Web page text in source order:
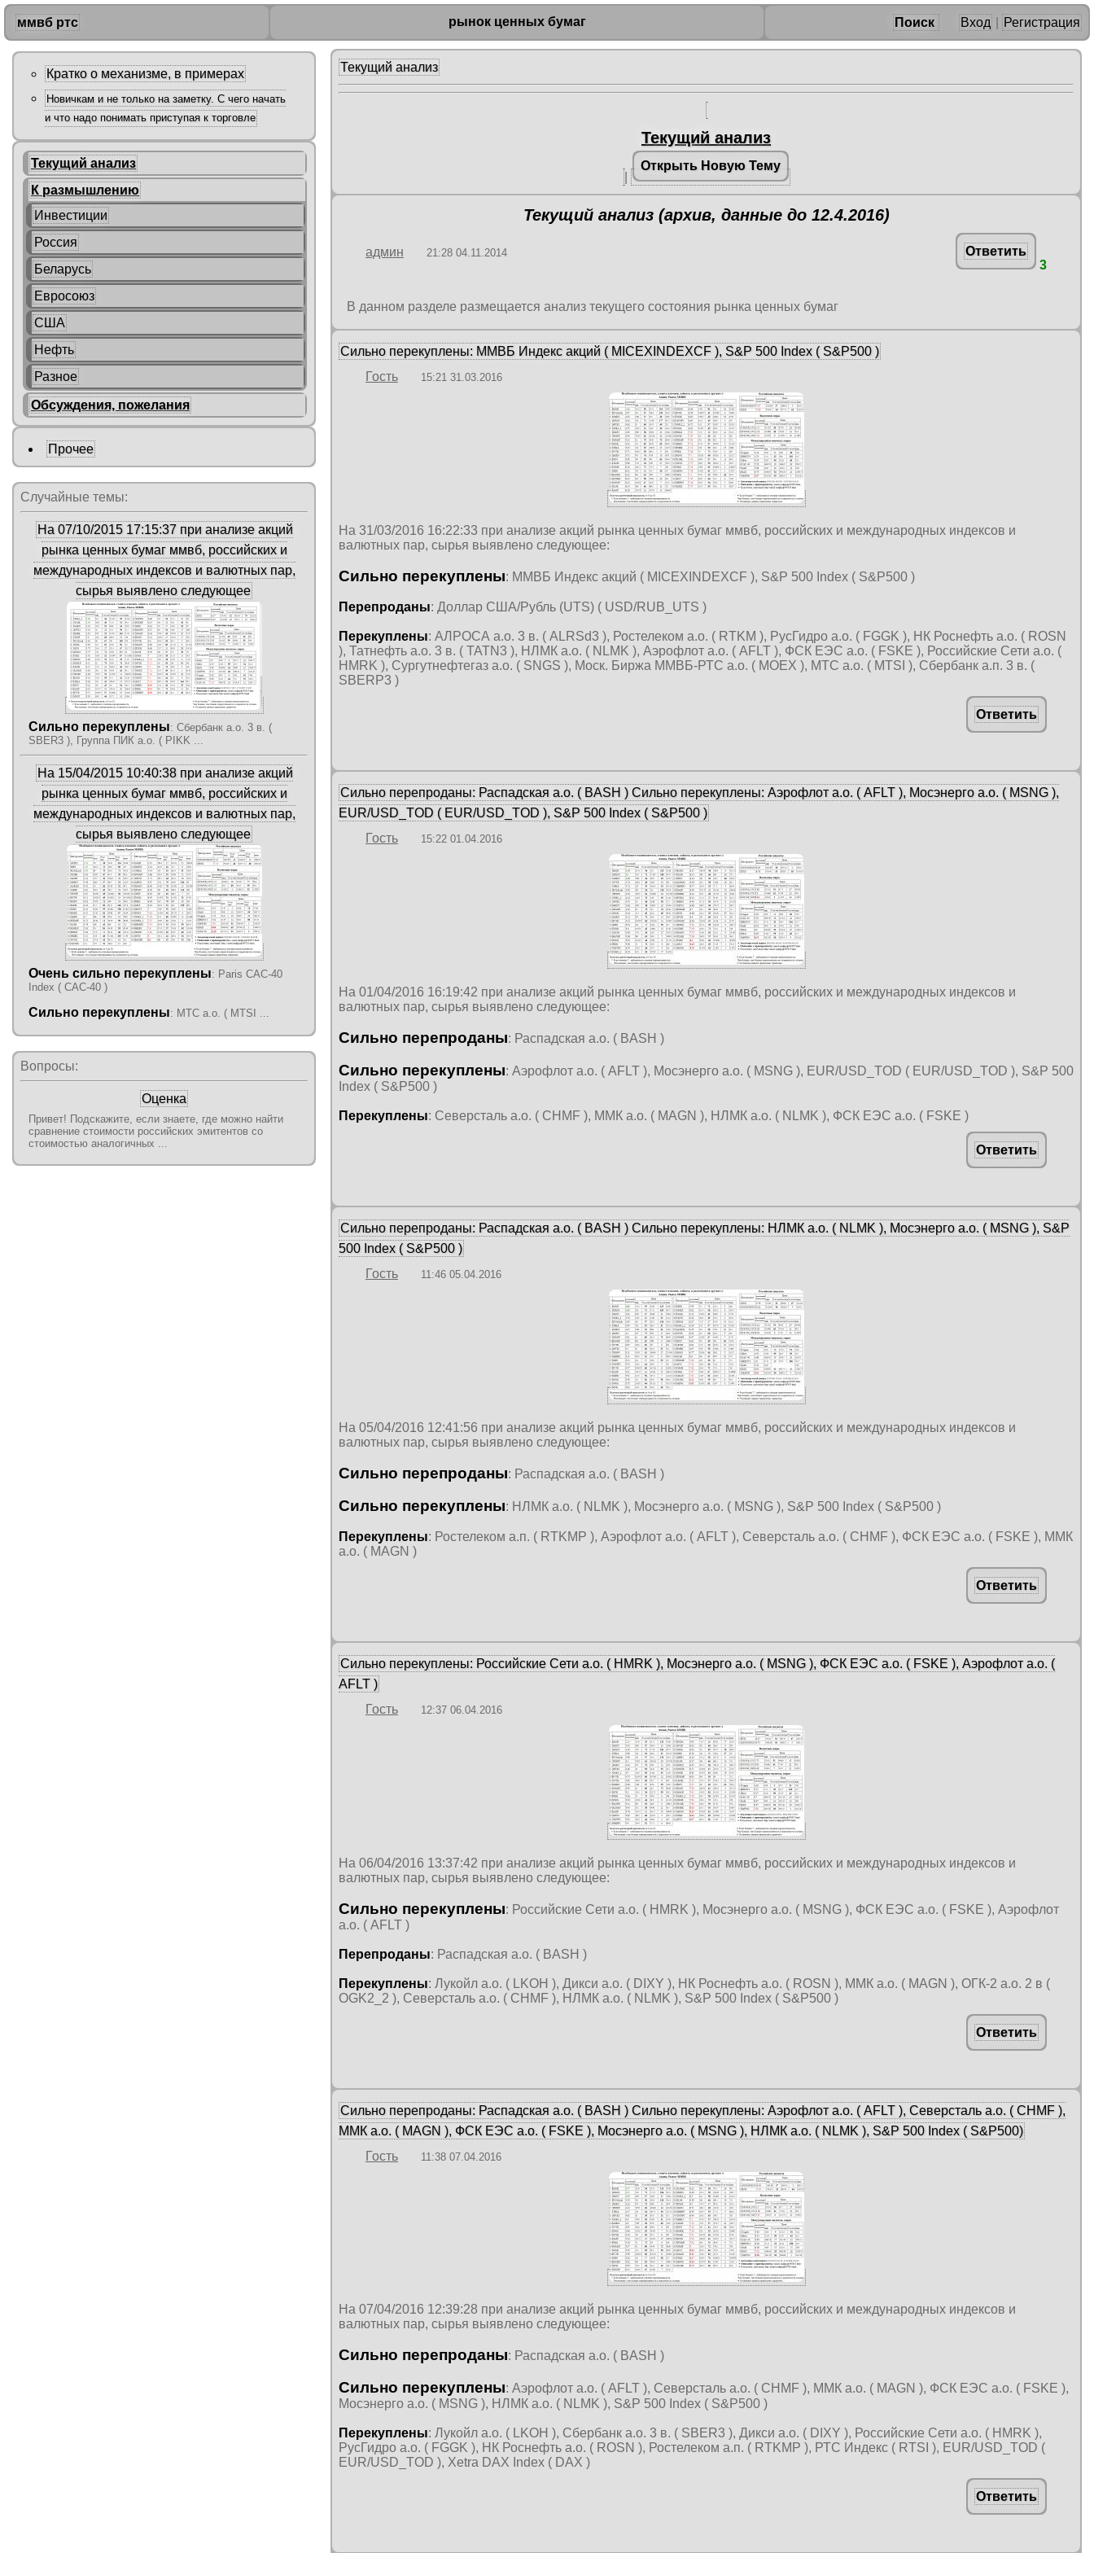
ммвб ртс рынок ценных бумаг Поиск Вход Регистрация
Текущий анализ
Текущий анализ
|
Открыть Новую Тему
Текущий анализ (архив, данные до 12.4.2016)
админ 21:28 04.11.2014
Ответить
3
В данном разделе размещается анализ текущего состояния рынка ценных бумаг
Сильно перекуплены: ММВБ Индекс акций ( MICEXINDEXCF ), S&P 500 Index ( S&P500 )
Гость
15:21 31.03.2016
На 31/03/2016 16:22:33 при анализе акций рынка ценных бумаг ммвб, российских и международных индексов и
валютных пар, сырья выявлено следующее:
Сильно перекуплены: ММВБ Индекс акций ( MICEXINDEXCF ), S&P 500 Index ( S&P500 )
Перепроданы: Доллар США/Рубль (UTS) ( USD/RUB_UTS )
Перекуплены: АЛРОСА а.о. 3 в. ( ALRSd3 ), Ростелеком а.о. ( RTKM ), РусГидро а.о. ( FGGK ), НК Роснефть а.о. ( ROSN
), Татнефть а.о. 3 в. ( TATN3 ), НЛМК а.о. ( NLMK ), Аэрофлот а.о. ( AFLT ), ФСК ЕЭС а.о. ( FSKE ), Российские Сети а.о. (
HMRK ), Сургутнефтегаз а.о. ( SNGS ), Моск. Биржа ММВБ-РТС а.о. ( MOEX ), МТС а.о. ( MTSI ), Сбербанк а.п. 3 в. (
SBERP3 )
Ответить
Сильно перепроданы: Распадская а.о. ( BASH ) Сильно перекуплены: Аэрофлот а.о. ( AFLT ), Мосэнерго а.о. ( MSNG ),
EUR/USD_TOD ( EUR/USD_TOD ), S&P 500 Index ( S&P500 )
Гость
15:22 01.04.2016
На 01/04/2016 16:19:42 при анализе акций рынка ценных бумаг ммвб, российских и международных индексов и
валютных пар, сырья выявлено следующее:
Сильно перепроданы: Распадская а.о. ( BASH )
Сильно перекуплены: Аэрофлот а.о. ( AFLT ), Мосэнерго а.о. ( MSNG ), EUR/USD_TOD ( EUR/USD_TOD ), S&P 500
Index ( S&P500 )
Перекуплены: Северсталь а.о. ( CHMF ), ММК а.о. ( MAGN ), НЛМК а.о. ( NLMK ), ФСК ЕЭС а.о. ( FSKE )
Ответить
Сильно перепроданы: Распадская а.о. ( BASH ) Сильно перекуплены: НЛМК а.о. ( NLMK ), Мосэнерго а.о. ( MSNG ), S&P
500 Index ( S&P500 )
Гость
11:46 05.04.2016
На 05/04/2016 12:41:56 при анализе акций рынка ценных бумаг ммвб, российских и международных индексов и
валютных пар, сырья выявлено следующее:
Сильно перепроданы: Распадская а.о. ( BASH )
Сильно перекуплены: НЛМК а.о. ( NLMK ), Мосэнерго а.о. ( MSNG ), S&P 500 Index ( S&P500 )
Перекуплены: Ростелеком а.п. ( RTKMP ), Аэрофлот а.о. ( AFLT ), Северсталь а.о. ( CHMF ), ФСК ЕЭС а.о. ( FSKE ), ММК
а.о. ( MAGN )
Ответить
Сильно перекуплены: Российские Сети а.о. ( HMRK ), Мосэнерго а.о. ( MSNG ), ФСК ЕЭС а.о. ( FSKE ), Аэрофлот а.о. (
AFLT )
Гость
12:37 06.04.2016
На 06/04/2016 13:37:42 при анализе акций рынка ценных бумаг ммвб, российских и международных индексов и
валютных пар, сырья выявлено следующее:
Сильно перекуплены: Российские Сети а.о. ( HMRK ), Мосэнерго а.о. ( MSNG ), ФСК ЕЭС а.о. ( FSKE ), Аэрофлот
а.о. ( AFLT )
Перепроданы: Распадская а.о. ( BASH )
Перекуплены: Лукойл а.о. ( LKOH ), Дикси а.о. ( DIXY ), НК Роснефть а.о. ( ROSN ), ММК а.о. ( MAGN ), ОГК-2 а.о. 2 в (
OGK2_2 ), Северсталь а.о. ( CHMF ), НЛМК а.о. ( NLMK ), S&P 500 Index ( S&P500 )
Ответить
Сильно перепроданы: Распадская а.о. ( BASH ) Сильно перекуплены: Аэрофлот а.о. ( AFLT ), Северсталь а.о. ( CHMF ),
ММК а.о. ( MAGN ), ФСК ЕЭС а.о. ( FSKE ), Мосэнерго а.о. ( MSNG ), НЛМК а.о. ( NLMK ), S&P 500 Index ( S&P500)
Гость
11:38 07.04.2016
На 07/04/2016 12:39:28 при анализе акций рынка ценных бумаг ммвб, российских и международных индексов и
валютных пар, сырья выявлено следующее:
Сильно перепроданы: Распадская а.о. ( BASH )
Сильно перекуплены: Аэрофлот а.о. ( AFLT ), Северсталь а.о. ( CHMF ), ММК а.о. ( MAGN ), ФСК ЕЭС а.о. ( FSKE ),
Мосэнерго а.о. ( MSNG ), НЛМК а.о. ( NLMK ), S&P 500 Index ( S&P500 )
Перекуплены: Лукойл а.о. ( LKOH ), Сбербанк а.о. 3 в. ( SBER3 ), Дикси а.о. ( DIXY ), Российские Сети а.о. ( HMRK ),
РусГидро а.о. ( FGGK ), НК Роснефть а.о. ( ROSN ), Ростелеком а.п. ( RTKMP ), РТС Индекс ( RTSI ), EUR/USD_TOD (
EUR/USD_TOD ), Xetra DAX Index ( DAX )
Ответить
Кратко о механизме, в примерах
Новичкам и не только на заметку. С чего начать
и что надо понимать приступая к торговле
Текущий анализ
К размышлению
Инвестиции
Россия
Беларусь
Евросоюз
США
Нефть
Разное
Обсуждения, пожелания
Прочее
Случайные темы:
На 07/10/2015 17:15:37 при анализе акций
рынка ценных бумаг ммвб, российских и
международных индексов и валютных пар,
сырья выявлено следующее
Сильно перекуплены: Сбербанк а.о. 3 в. (
SBER3 ), Группа ПИК а.о. ( PIKK ...
На 15/04/2015 10:40:38 при анализе акций
рынка ценных бумаг ммвб, российских и
международных индексов и валютных пар,
сырья выявлено следующее
Очень сильно перекуплены: Paris CAC-40
Index ( CAC-40 )
Сильно перекуплены: МТС а.о. ( MTSI ...
Вопросы:
Оценка
Привет! Подскажите, если знаете, где можно найти
сравнение стоимости российских эмитентов со
стоимостью аналогичных ...